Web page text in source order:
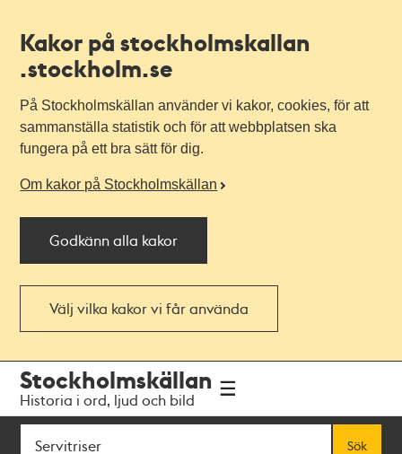
Kakor på stockholmskallan
.stockholm.se
På Stockholmskällan använder vi kakor, cookies, för att
sammanställa statistik och för att webbplatsen ska
fungera på ett bra sätt för dig.
Om kakor på Stockholmskällan
Godkänn alla kakor
Välj vilka kakor vi får använda
navigationen
huvudinnehållet
Stockholmskällan
Historia i ord, ljud och bild
Sök
Sök